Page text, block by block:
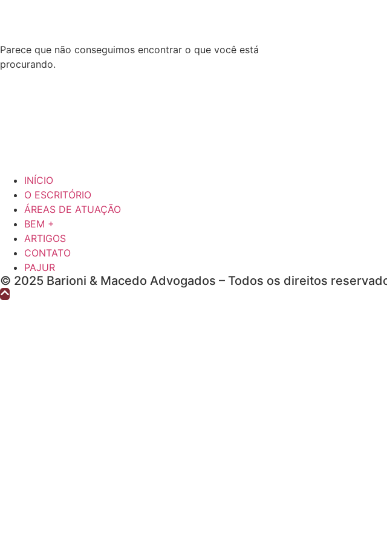
Parece que não conseguimos encontrar o que você está
procurando.
INÍCIO
O ESCRITÓRIO
ÁREAS DE ATUAÇÃO
BEM +
ARTIGOS
CONTATO
PAJUR
© 2025 Barioni & Macedo Advogados – Todos os direitos